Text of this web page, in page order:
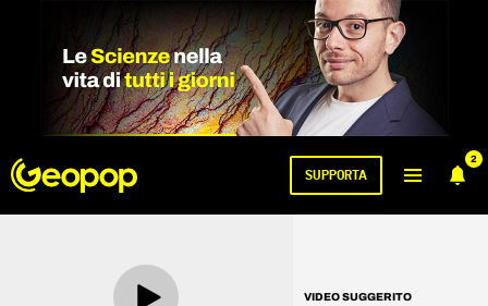
2
SUPPORTA
VIDEO SUGGERITO